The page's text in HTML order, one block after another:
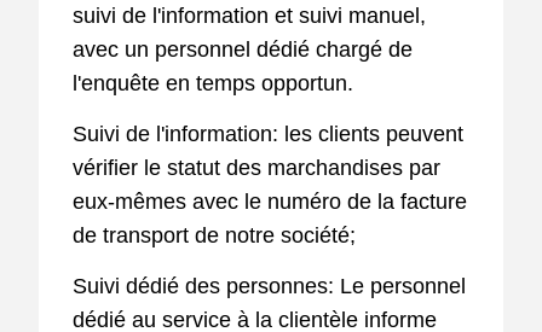
suivi de l'information et suivi manuel,
avec un personnel dédié chargé de
l'enquête en temps opportun.
Suivi de l'information: les clients peuvent
vérifier le statut des marchandises par
eux-mêmes avec le numéro de la facture
de transport de notre société;
Suivi dédié des personnes: Le personnel
dédié au service à la clientèle informe